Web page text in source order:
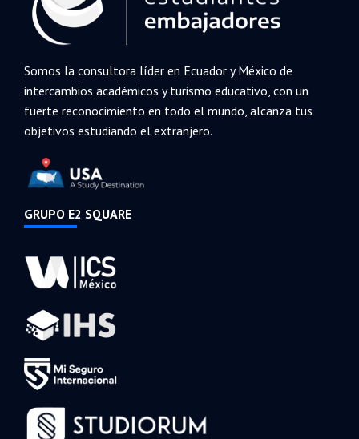
Somos la consultora líder en Ecuador y México de
intercambios académicos y turismo educativo, con un
fuerte reconocimiento en todo el mundo, alcanza tus
objetivos estudiando el extranjero.
GRUPO E2 SQUARE